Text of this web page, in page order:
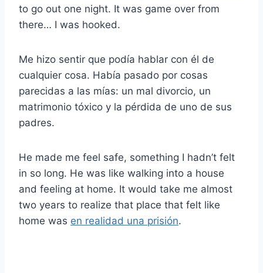
to go out one night. It was game over from
there… I was hooked.
Me hizo sentir que podía hablar con él de
cualquier cosa. Había pasado por cosas
parecidas a las mías: un mal divorcio, un
matrimonio tóxico y la pérdida de uno de sus
padres.
He made me feel safe, something I hadn’t felt
in so long. He was like walking into a house
and feeling at home. It would take me almost
two years to realize that place that felt like
home was en realidad una prisión.